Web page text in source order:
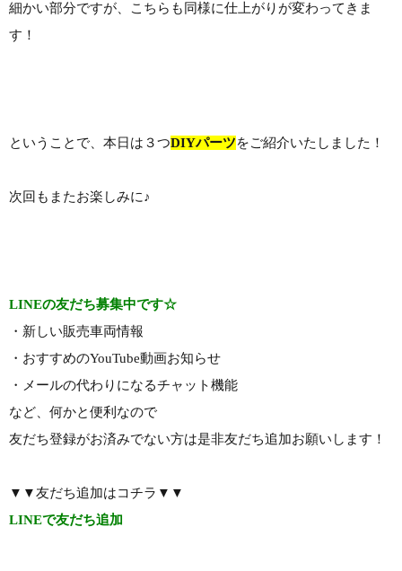
細かい部分ですが、こちらも同様に仕上がりが変わってきま
す！
ということで、本日は３つDIYパーツをご紹介いたしました！
次回もまたお楽しみに♪
LINEの友だち募集中です☆
・新しい販売車両情報
・おすすめのYouTube動画お知らせ
・メールの代わりになるチャット機能
など、何かと便利なので
友だち登録がお済みでない方は是非友だち追加お願いします！
▼▼友だち追加はコチラ▼▼
LINEで友だち追加